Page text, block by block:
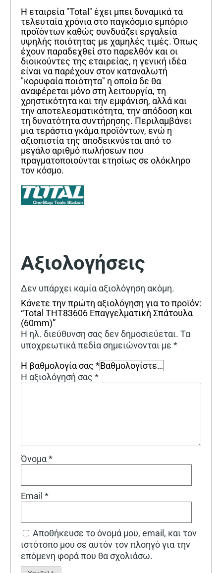
Η εταιρεία "Total" έχει μπει δυναμικά τα
τελευταία χρόνια στο παγκόσμιο εμπόριο
προϊόντων καθώς συνδυάζει εργαλεία
υψηλής ποιότητας με χαμηλές τιμές. Όπως
έχουν παραδεχθεί στο παρελθόν και οι
διοικούντες της εταιρείας, η γενική ιδέα
είναι να παρέχουν στον καταναλωτή
"κορυφαία ποιότητα" η οποία δε θα
αναφέρεται μόνο στη λειτουργία, τη
χρηστικότητα και την εμφάνιση, αλλά και
την αποτελεσματικότητα, την απόδοση και
τη δυνατότητα συντήρησης. Περιλαμβάνει
μια τεράστια γκάμα προϊόντων, ενώ η
αξιοπιστία της αποδεικνύεται από το
μεγάλο αριθμό πωλήσεων που
πραγματοποιούνται ετησίως σε ολόκληρο
τον κόσμο.
Αξιολογήσεις
Δεν υπάρχει καμία αξιολόγηση ακόμη.
Κάνετε την πρώτη αξιολόγηση για το προϊόν:
“Total THT83606 Επαγγελματική Σπάτουλα
(60mm)”
Η ηλ. διεύθυνση σας δεν δημοσιεύεται. Τα
υποχρεωτικά πεδία σημειώνονται με *
Η βαθμολογία σας *
Η αξιολόγησή σας *
Όνομα*
Email *
Αποθήκευσε το όνομά μου, email, και τον
ιστότοπο μου σε αυτόν τον πλοηγό για την
επόμενη φορά που θα σχολιάσω.